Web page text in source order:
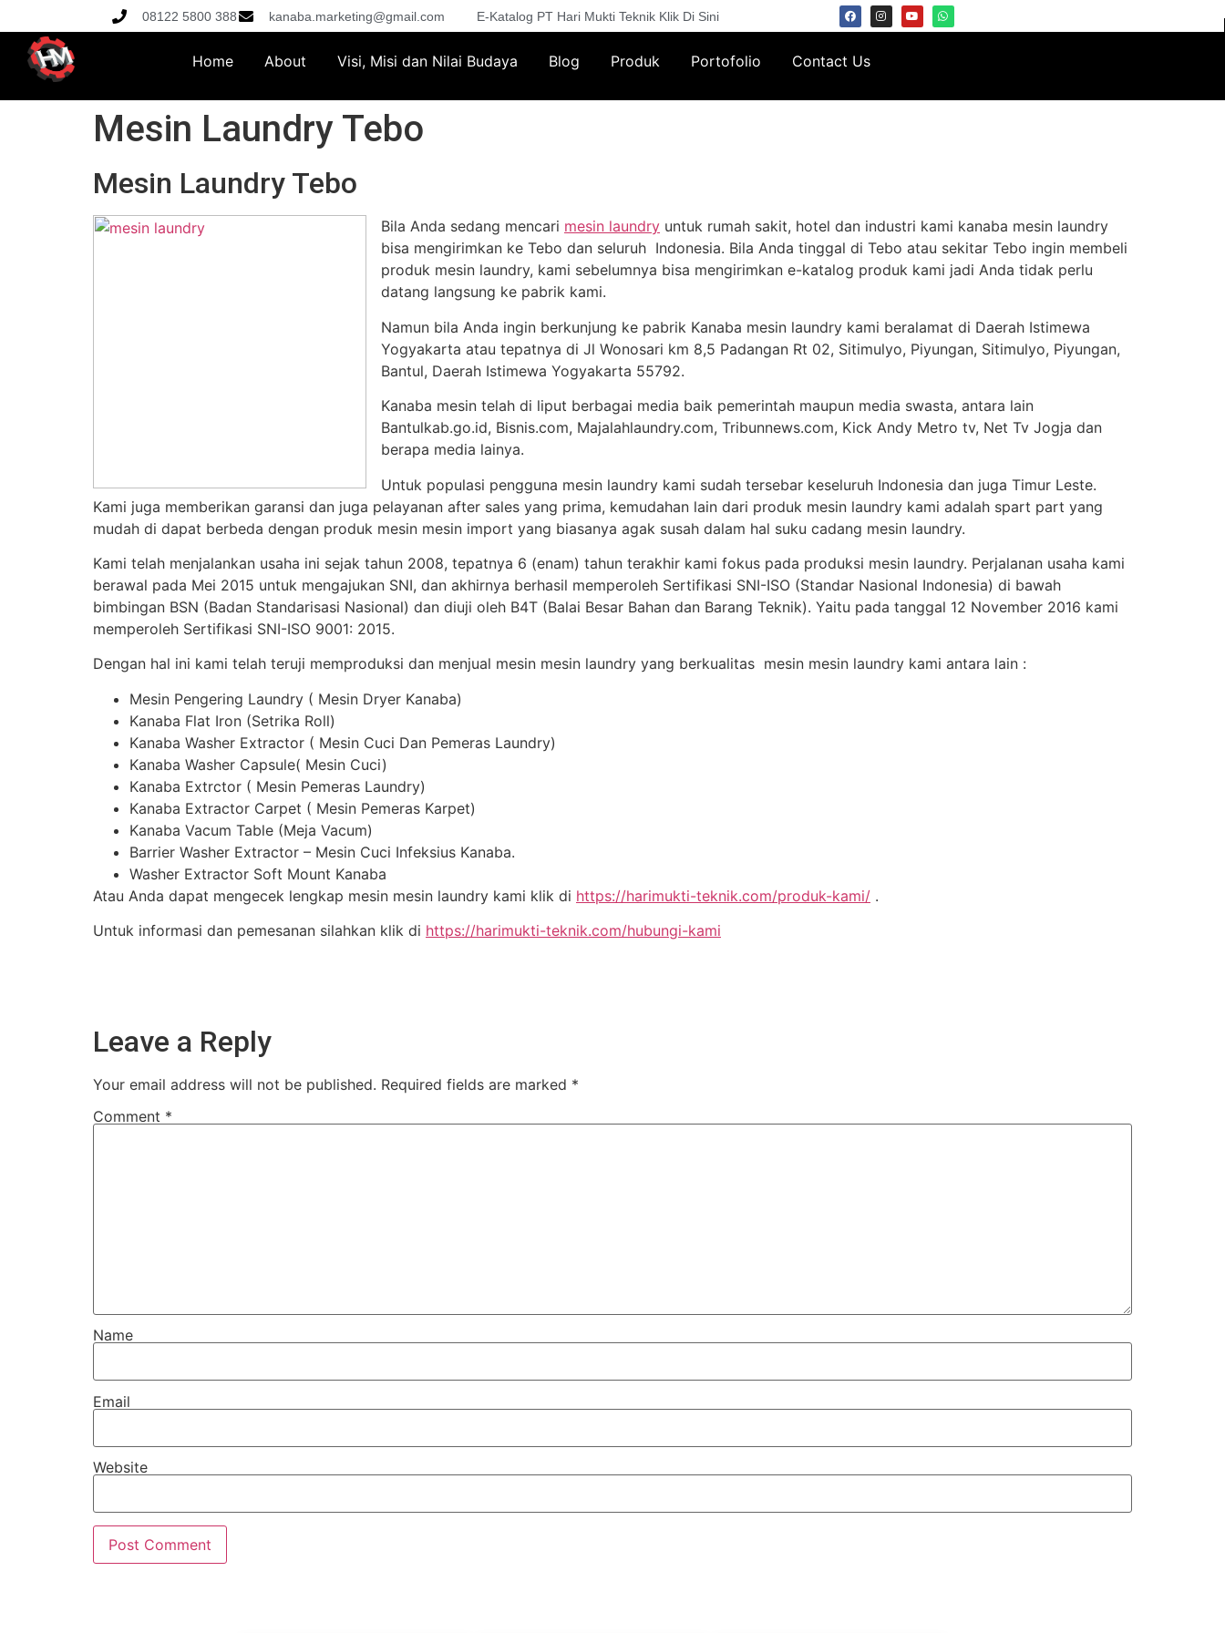
08122 5800 388 kanaba.marketing@gmail.com E-Katalog PT Hari Mukti Teknik Klik Di Sini
Home About Visi, Misi dan Nilai Budaya Blog Produk Portofolio Contact Us
Mesin Laundry Tebo
Mesin Laundry Tebo
Bila Anda sedang mencari mesin laundry untuk rumah sakit, hotel dan industri kami kanaba mesin laundry
bisa mengirimkan ke Tebo dan seluruh Indonesia. Bila Anda tinggal di Tebo atau sekitar Tebo ingin membeli
produk mesin laundry, kami sebelumnya bisa mengirimkan e-katalog produk kami jadi Anda tidak perlu
datang langsung ke pabrik kami.
Namun bila Anda ingin berkunjung ke pabrik Kanaba mesin laundry kami beralamat di Daerah Istimewa
Yogyakarta atau tepatnya di Jl Wonosari km 8,5 Padangan Rt 02, Sitimulyo, Piyungan, Sitimulyo, Piyungan,
Bantul, Daerah Istimewa Yogyakarta 55792.
Kanaba mesin telah di liput berbagai media baik pemerintah maupun media swasta, antara lain
Bantulkab.go.id, Bisnis.com, Majalahlaundry.com, Tribunnews.com, Kick Andy Metro tv, Net Tv Jogja dan
berapa media lainya.
Untuk populasi pengguna mesin laundry kami sudah tersebar keseluruh Indonesia dan juga Timur Leste.
Kami juga memberikan garansi dan juga pelayanan after sales yang prima, kemudahan lain dari produk mesin laundry kami adalah spart part yang
mudah di dapat berbeda dengan produk mesin mesin import yang biasanya agak susah dalam hal suku cadang mesin laundry.
Kami telah menjalankan usaha ini sejak tahun 2008, tepatnya 6 (enam) tahun terakhir kami fokus pada produksi mesin laundry. Perjalanan usaha kami
berawal pada Mei 2015 untuk mengajukan SNI, dan akhirnya berhasil memperoleh Sertifikasi SNI-ISO (Standar Nasional Indonesia) di bawah
bimbingan BSN (Badan Standarisasi Nasional) dan diuji oleh B4T (Balai Besar Bahan dan Barang Teknik). Yaitu pada tanggal 12 November 2016 kami
memperoleh Sertifikasi SNI-ISO 9001: 2015.
Dengan hal ini kami telah teruji memproduksi dan menjual mesin mesin laundry yang berkualitas mesin mesin laundry kami antara lain :
Mesin Pengering Laundry ( Mesin Dryer Kanaba)
Kanaba Flat Iron (Setrika Roll)
Kanaba Washer Extractor ( Mesin Cuci Dan Pemeras Laundry)
Kanaba Washer Capsule( Mesin Cuci)
Kanaba Extrctor ( Mesin Pemeras Laundry)
Kanaba Extractor Carpet ( Mesin Pemeras Karpet)
Kanaba Vacum Table (Meja Vacum)
Barrier Washer Extractor – Mesin Cuci Infeksius Kanaba.
Washer Extractor Soft Mount Kanaba
Atau Anda dapat mengecek lengkap mesin mesin laundry kami klik di https://harimukti-teknik.com/produk-kami/ .
Untuk informasi dan pemesanan silahkan klik di https://harimukti-teknik.com/hubungi-kami
Leave a Reply
Your email address will not be published. Required fields are marked *
Comment *
Name
Email
Website